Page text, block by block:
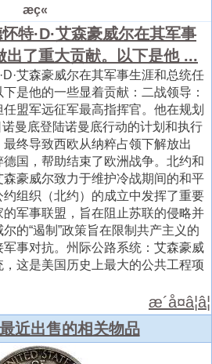
æç«
特·D·艾森豪威尔在其军事
出了重大贡献。以下是他 ...
艾森豪威尔在其军事生涯和总统任
是他的一些显着贡献：二战领导：
盟军远征军最高指挥官。他在规划
曼底登陆诺曼底行动的计划和执行
终导致西欧从纳粹占领下解放出
国，帮助结束了欧洲战争。北约和
豪威尔致力于维护冷战期间的和平
组织（北约）的成立中发挥了重要
军事联盟，旨在阻止苏联的侵略并
的“遏制”政策旨在限制共产主义的
事对抗。州际公路系统：艾森豪威
这是美国历史上最大的公共工程项
æ´å¤â¦â¦
近出售的相关物品